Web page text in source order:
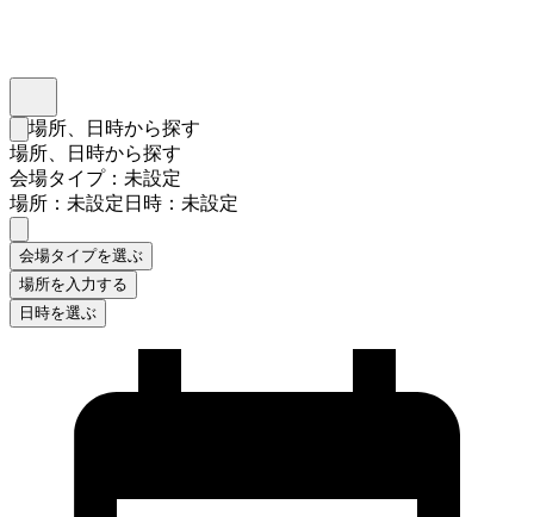
検索フォームを閉じる
場所、日時から探す
場所、日時から探す
会場タイプ：未設定
場所：未設定日時：未設定
会場タイプを選ぶ
場所を入力する
日時を選ぶ